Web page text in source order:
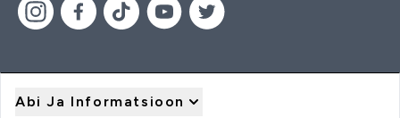
Abi Ja Informatsioon